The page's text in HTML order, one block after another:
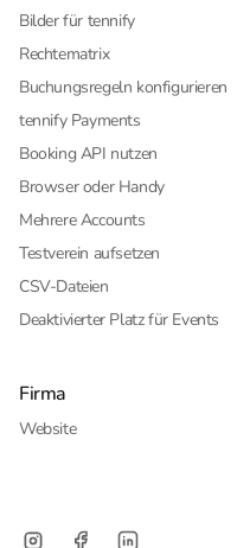
Bilder für tennify
Rechtematrix
Buchungsregeln konfigurieren
tennify Payments
Booking API nutzen
Browser oder Handy
Mehrere Accounts
Testverein aufsetzen
CSV-Dateien
Deaktivierter Platz für Events
Firma
Website